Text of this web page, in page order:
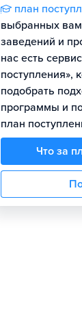
план
выбранных
заведений и
нас есть
поступления»,
подобрать
программы и
план
Что за